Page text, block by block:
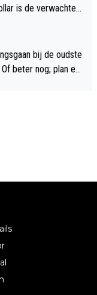
is de verwachte
bij de oudste